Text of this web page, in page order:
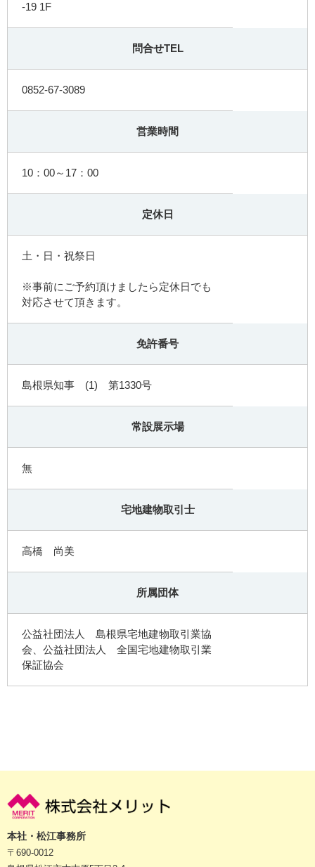
-19 1F
問合せTEL
0852-67-3089
営業時間
10：00～17：00
定休日
土・日・祝祭日
※事前にご予約頂けましたら定休日でも
対応させて頂きます。
免許番号
島根県知事 (1) 第1330号
常設展示場
無
宅地建物取引士
高橋 尚美
所属団体
公益社団法人 島根県宅地建物取引業協
会、公益社団法人 全国宅地建物取引業
保証協会
本社・松江事務所
〒690-0012